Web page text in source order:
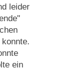
leider
ein